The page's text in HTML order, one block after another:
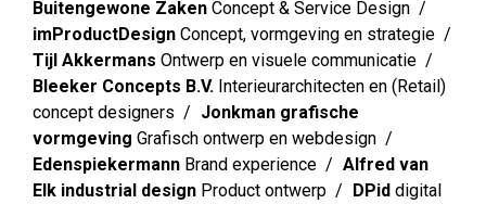
Buitengewone Zaken Concept & Service Design
imProductDesign Concept, vormgeving en strategie
Tijl Akkermans Ontwerp en visuele communicatie
Bleeker Concepts B.V. Interieurarchitecten en (Retail)
concept designers
Jonkman grafische
vormgeving Grafisch ontwerp en webdesign
Edenspiekermann Brand experience
Alfred van
Elk industrial design Product ontwerp DPid digital